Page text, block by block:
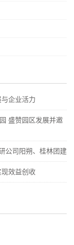
企业活力
盛赞园区发展并邀
公司阳朔、桂林团建
效益创收